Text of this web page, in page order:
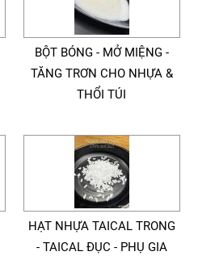
BỘT BÓNG - MỞ MIỆNG -
TĂNG TRƠN CHO NHỰA &
THỔI TÚI
HẠT NHỰA TAICAL TRONG
- TAICAL ĐỤC - PHỤ GIA